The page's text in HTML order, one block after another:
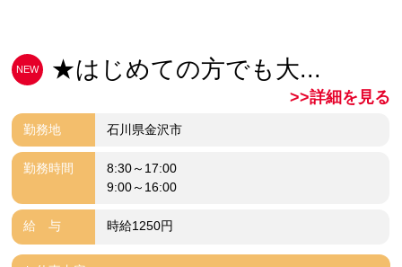
NEW ★はじめての方でも大...
>>詳細を見る
勤務地 石川県金沢市
勤務時間
8:30～17:00
9:00～16:00
給 与 時給1250円